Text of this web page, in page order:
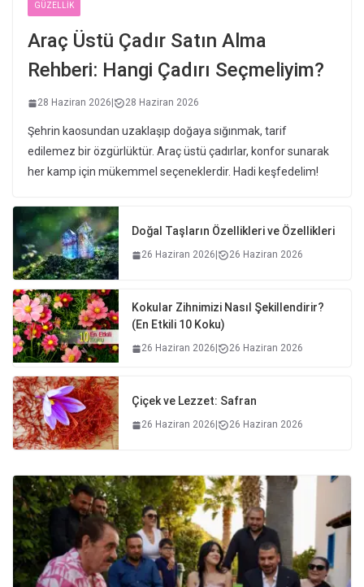
GÜZELLIK
Araç Üstü Çadır Satın Alma
Rehberi: Hangi Çadırı Seçmeliyim?
28 Haziran 2026 28 Haziran 2026
Şehrin kaosundan uzaklaşıp doğaya sığınmak, tarif
edilemez bir özgürlüktür. Araç üstü çadırlar, konfor sunarak
her kamp için mükemmel seçeneklerdir. Hadi keşfedelim!
Doğal Taşların Özellikleri ve Özellikleri
26 Haziran 2026 26 Haziran 2026
Kokular Zihnimizi Nasıl Şekillendirir?
(En Etkili 10 Koku)
26 Haziran 2026 26 Haziran 2026
Çiçek ve Lezzet: Safran
26 Haziran 2026 26 Haziran 2026